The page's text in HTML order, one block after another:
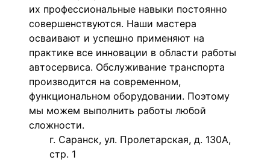
их профессиональные навыки постоянно
совершенствуются. Наши мастера
осваивают и успешно применяют на
практике все инновации в области работы
автосервиса. Обслуживание транспорта
производится на современном,
функциональном оборудовании. Поэтому
мы можем выполнить работы любой
сложности.
г. Саранск, ул. Пролетарская, д. 130А,
стр. 1